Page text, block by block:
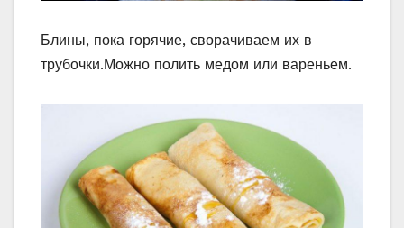
Блины, пока горячие, сворачиваем их в
трубочки.Можно полить медом или вареньем.